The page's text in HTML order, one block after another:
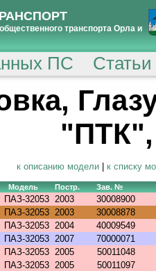
транспорта Орла и
ПС
"ПТК",
к описанию модели к списку
Модель Постр. Зав. №
ПАЗ-32053 2003
30008900
ПАЗ-32053 2003
30008878
ПАЗ-32053 2004
40009549
ПАЗ-32053 2007
70000071
ПАЗ-32053 2005
50011048
ПАЗ-32053 2005
50011097